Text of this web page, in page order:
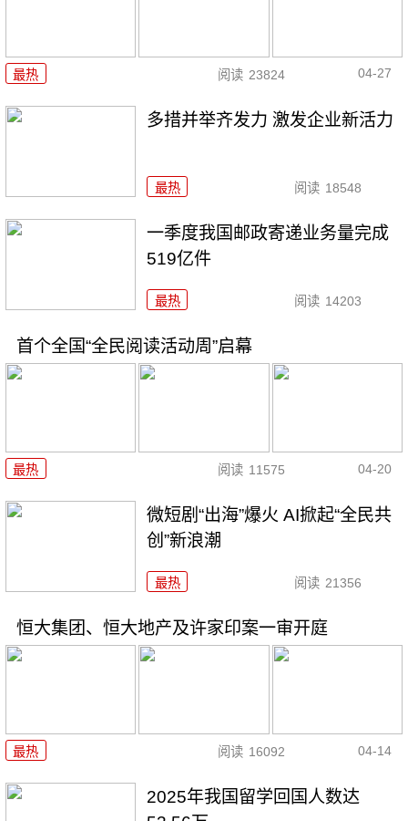
最热 阅读 23824 04-27
多措并举齐发力 激发企业新活力
最热 阅读 18548
一季度我国邮政寄递业务量完成
519亿件
最热 阅读 14203
首个全国“全民阅读活动周”启幕
最热 阅读 11575 04-20
微短剧“出海”爆火 AI掀起“全民共
创”新浪潮
最热 阅读 21356
恒大集团、恒大地产及许家印案一审开庭
最热 阅读 16092 04-14
2025年我国留学回国人数达